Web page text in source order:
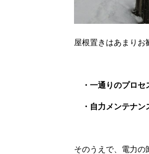
屋根置きはあまりお
・一通りのプロセ
・自力メンテナン
そのうえで、電力の